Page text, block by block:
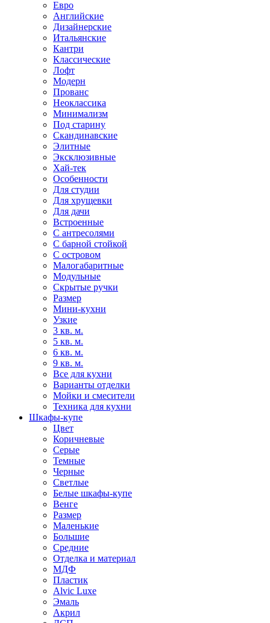
Евро
Английские
Дизайнерские
Итальянские
Кантри
Классические
Лофт
Модерн
Прованс
Неоклассика
Минимализм
Под старину
Скандинавские
Элитные
Эксклюзивные
Хай-тек
Особенности
Для студии
Для хрущевки
Для дачи
Встроенные
С антресолями
С барной стойкой
С островом
Малогабаритные
Модульные
Скрытые ручки
Размер
Мини-кухни
Узкие
3 кв. м.
5 кв. м.
6 кв. м.
9 кв. м.
Все для кухни
Варианты отделки
Мойки и смесители
Техника для кухни
Шкафы-купе
Цвет
Коричневые
Серые
Темные
Черные
Светлые
Белые шкафы-купе
Венге
Размер
Маленькие
Большие
Средние
Отделка и материал
МДФ
Пластик
Alvic Luxe
Эмаль
Акрил